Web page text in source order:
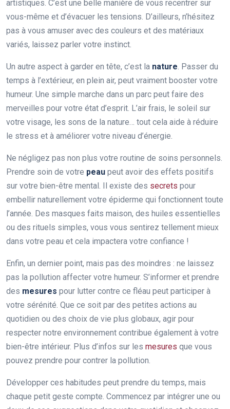
artistiques. C’est une belle manière de vous recentrer sur
vous-même et d’évacuer les tensions. D’ailleurs, n’hésitez
pas à vous amuser avec des couleurs et des matériaux
variés, laissez parler votre instinct.
Un autre aspect à garder en tête, c’est la nature. Passer du
temps à l’extérieur, en plein air, peut vraiment booster votre
humeur. Une simple marche dans un parc peut faire des
merveilles pour votre état d’esprit. L’air frais, le soleil sur
votre visage, les sons de la nature… tout cela aide à réduire
le stress et à améliorer votre niveau d’énergie.
Ne négligez pas non plus votre routine de soins personnels.
Prendre soin de votre peau peut avoir des effets positifs
sur votre bien-être mental. Il existe des secrets pour
embellir naturellement votre épiderme qui fonctionnent toute
l’année. Des masques faits maison, des huiles essentielles
ou des rituels simples, vous vous sentirez tellement mieux
dans votre peau et cela impactera votre confiance !
Enfin, un dernier point, mais pas des moindres : ne laissez
pas la pollution affecter votre humeur. S’informer et prendre
des mesures pour lutter contre ce fléau peut participer à
votre sérénité. Que ce soit par des petites actions au
quotidien ou des choix de vie plus globaux, agir pour
respecter notre environnement contribue également à votre
bien-être intérieur. Plus d’infos sur les mesures que vous
pouvez prendre pour contrer la pollution.
Développer ces habitudes peut prendre du temps, mais
chaque petit geste compte. Commencez par intégrer une ou